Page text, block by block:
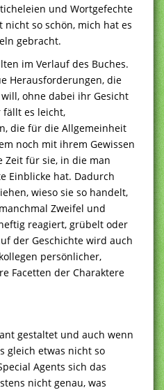
und Wortgefechte
so schön, mich hat es
gebracht.
im Verlauf des Buches.
Herausforderungen, die
ohne dabei ihr Gesicht
es leicht,
die für die Allgemeinheit
noch mit ihrem Gewissen
Zeit für sie, in die man
Einblicke hat. Dadurch
wieso sie so handelt,
Zweifel und
reagiert, grübelt oder
der Geschichte wird auch
persönlicher,
Facetten der Charaktere
gestaltet und auch wenn
gleich etwas nicht so
Agents sich das
nicht genau, was